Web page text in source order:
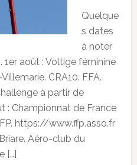
Quelque
s dates
à noter
1er août : Voltige féminine
CRA10. FFA.
à partir de
: Championnat de France
https://www.ffp.asso.fr
Aéro-club du
[…]